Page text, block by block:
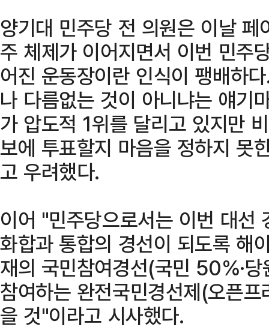
양기대 민주당 전 의원은 이날
주 체제가 이어지면서 이번 민주
어진 운동장이란 인식이 팽배하
나 다름없는 것이 아니냐는 얘기
가 압도적 1위를 달리고 있지만
보에 투표할지 마음을 정하지
고 우려했다.
이어 "민주당으로서는 이번 대선
화합과 통합의 경선이 되도록 해
재의 국민참여경선(국민 50%·
참여하는 완전국민경선제(오픈
을 것"이라고 시사했다.